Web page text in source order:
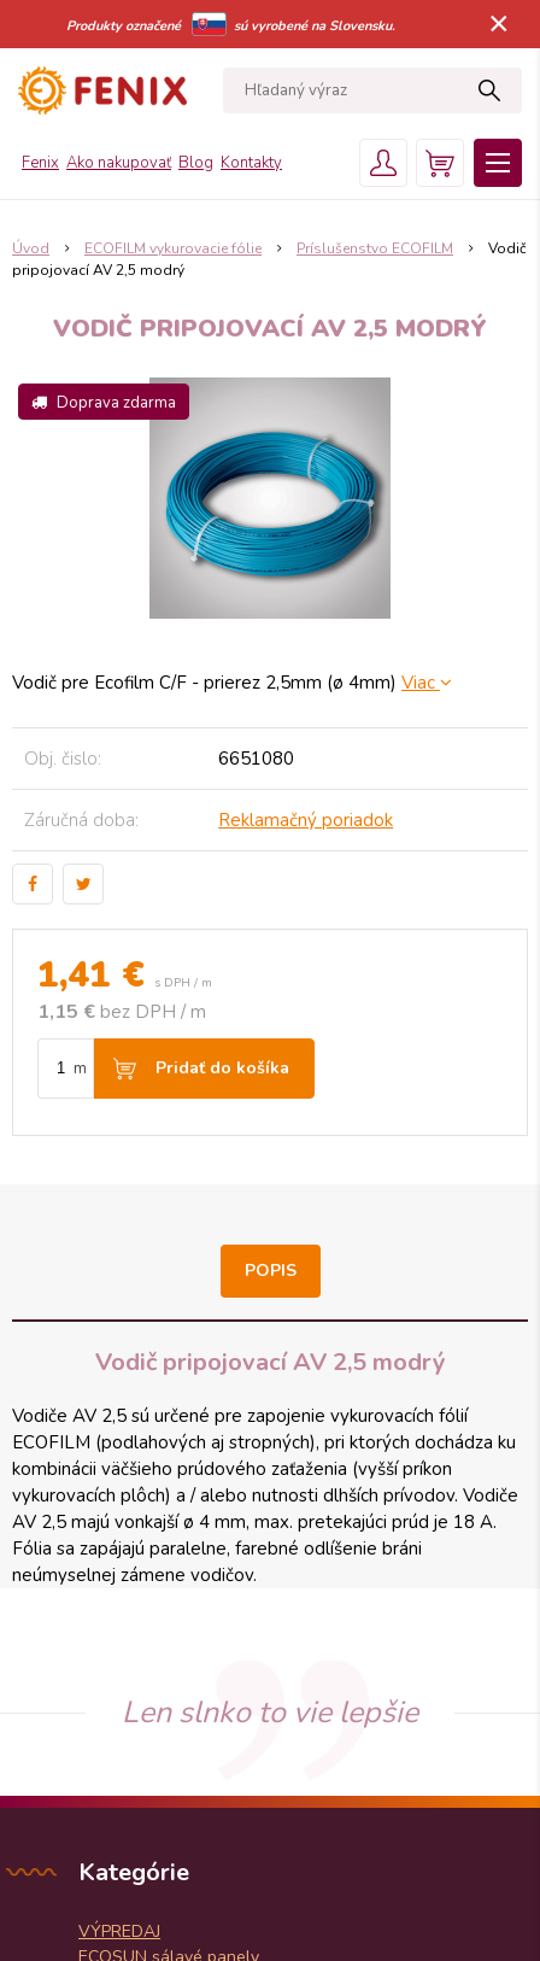
Produkty označené sú vyrobené na Slovensku. ×
Fenix Ako nakupovať Blog Kontakty
Úvod ECOFILM vykurovacie fólie Príslušenstvo ECOFILM
Vodič
pripojovací AV 2,5 modrý
VODIČ PRIPOJOVACÍ AV 2,5 MODRÝ
Doprava zdarma
1,41 € s DPH / m
1,15 € bez DPH / m
m Pridať do košíka
Vodič pre Ecofilm C/F - prierez 2,5mm (ø 4mm) Viac
Obj. čislo: 6651080
Záručná doba: Reklamačný poriadok
POPIS
Vodič pripojovací AV 2,5 modrý
Vodiče AV 2,5 sú určené pre zapojenie vykurovacích fólií
ECOFILM (podlahových aj stropných), pri ktorých dochádza ku
kombinácii väčšieho prúdového zaťaženia (vyšší príkon
vykurovacích plôch) a / alebo nutnosti dlhších prívodov. Vodiče
AV 2,5 majú vonkajší ø 4 mm, max. pretekajúci prúd je 18 A.
Fólia sa zapájajú paralelne, farebné odlíšenie bráni
neúmyselnej zámene vodičov.
Len slnko to vie lepšie
Kategórie
VÝPREDAJ